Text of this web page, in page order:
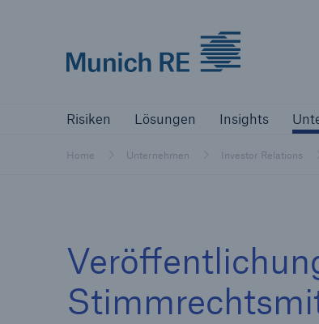
Risiken Lösungen Insights
Home Unternehmen Investor Relations
Bewältigen Sie Ihre Risiken mit
Versicherer
Unsere Lösungen für Versicherer